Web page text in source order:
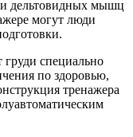
дельтовидных мышц
могут люди
специально
по здоровью,
тренажера